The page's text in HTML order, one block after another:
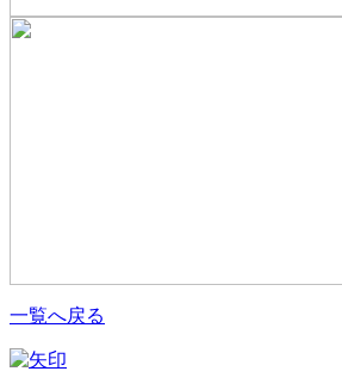
一覧へ戻る